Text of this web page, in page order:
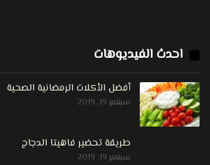
احدث الفيديوهات
أفضل الأكلات الرمضانية الصحية
سبتمبر 19, 2019
طريقة تحضير فاهيتا الدجاج
سبتمبر 19, 2019